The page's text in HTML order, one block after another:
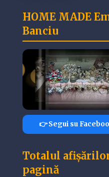
HOME MADE
Banciu
👉 Segui su
Totalul
pagină